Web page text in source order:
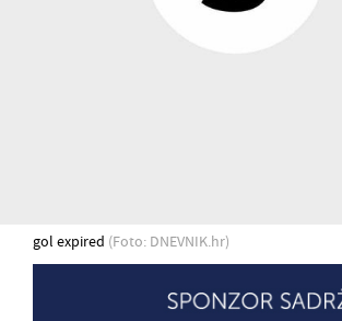
gol expired (Foto: DNEVNIK.hr)